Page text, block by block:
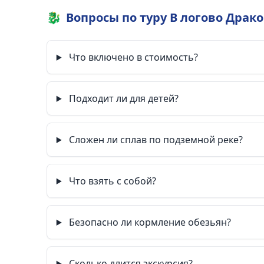
🐉 Вопросы по туру В логово
Что включено в стоимость?
Подходит ли для детей?
Сложен ли сплав по подземной реке?
Что взять с собой?
Безопасно ли кормление обезьян?